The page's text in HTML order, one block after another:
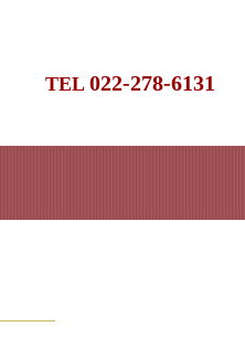
TEL022-278-6131